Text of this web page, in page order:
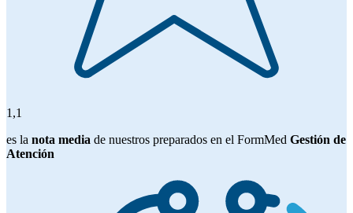
1,1
es la nota media de nuestros preparados en el FormMed Gestión de
Atención